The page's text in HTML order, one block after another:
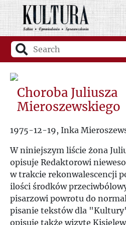
Choroba Juliusza
Mieroszewskiego
1975-12-19, Inka
W niniejszym liście żona
opisuje Redaktorowi
w trakcie rekonwalescencji
ilości środków
pisarzowi powrotu do
pisanie tekstów dla
opisuje także wizytę